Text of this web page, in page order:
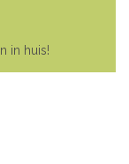
in huis!